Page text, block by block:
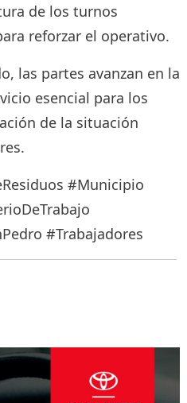
de los turnos
reforzar el operativo.
las partes avanzan en la
esencial para los
de la situación
#Municipio
#Trabajadores